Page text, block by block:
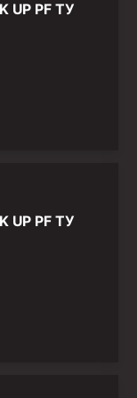
UP PF ТУ
UP PF ТУ